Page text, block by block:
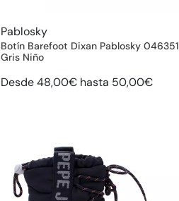
Pablosky
Botín Barefoot Dixan Pablosky 046351
Gris Niño
Desde 48,00€ hasta 50,00€